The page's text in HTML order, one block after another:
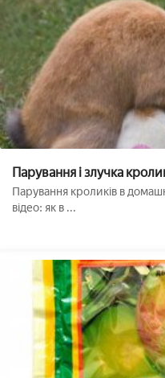
Парування і злучка
кролицю??
Парування кроликів в
відео: як в ...